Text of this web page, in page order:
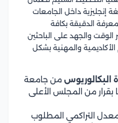
إنجليزية داخل الجامعات
الدقيقة بكافة
الوقت والجهد على الباحثين
الأكاديمية والمهنية بشكل
البكالوريوس من جامعة
بقرار من المجلس الأعلى
التراكمي المطلوب